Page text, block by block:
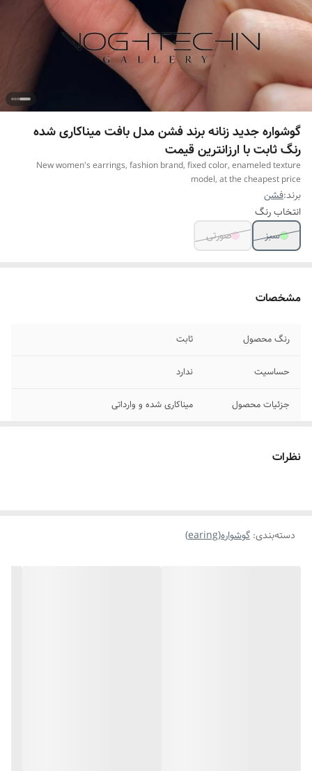
گوشواره جدید زنانه برند فشن مدل بافت میناکاری شده
رنگ ثابت با ارزانترین قیمت
New women's earrings, fashion brand, fixed color, enameled texture
model, at the cheapest price
برند:فشن
انتخاب رنگ
سبز
صورتی
مشخصات
رنگ محصول ثابت
حساسیت ندارد
جزئیات محصول میناکاری شده و وارداتی
نظرات
دسته‌بندی: گوشواره(earing)